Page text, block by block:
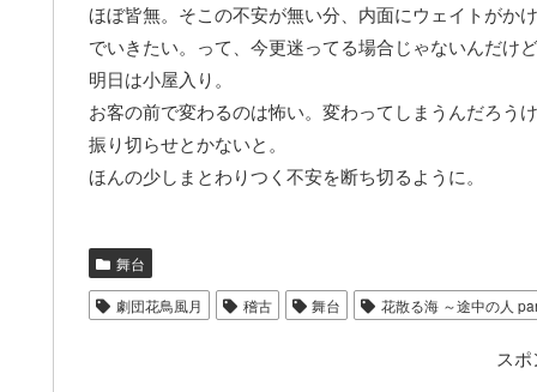
ほぼ皆無。そこの不安が無い分、内面にウェイトがか
でいきたい。って、今更迷ってる場合じゃないんだけ
明日は小屋入り。
お客の前で変わるのは怖い。変わってしまうんだろう
振り切らせとかないと。
ほんの少しまとわりつく不安を断ち切るように。
舞台
劇団花鳥風月 稽古 舞台 花散る海 ～途中の人
ス